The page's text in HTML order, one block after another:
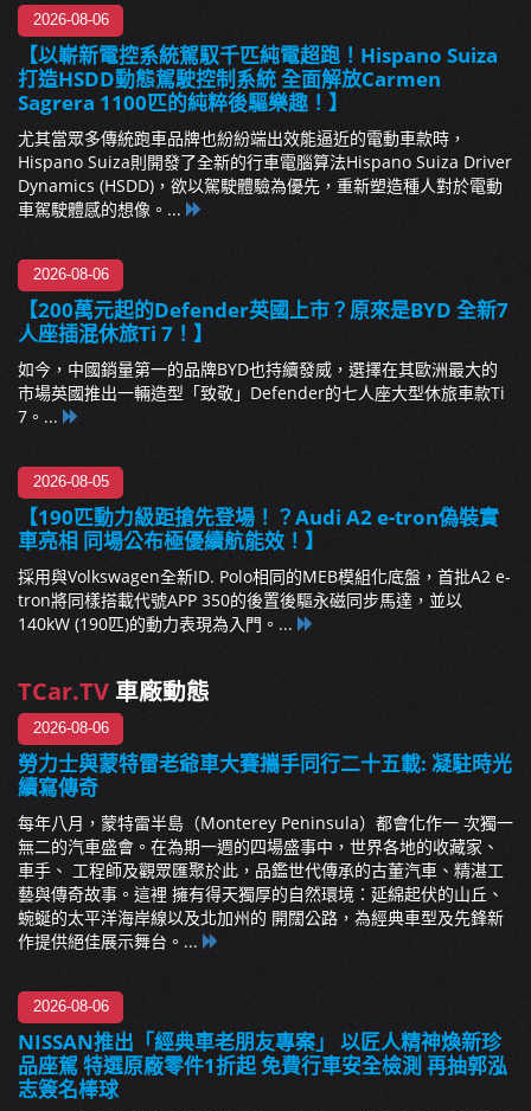
2026-08-06
【以嶄新電控系統駕馭千匹純電超跑！Hispano Suiza
打造HSDD動態駕駛控制系統 全面解放Carmen
Sagrera 1100匹的純粹後驅樂趣！】
尤其當眾多傳統跑車品牌也紛紛端出效能逼近的電動車款時，
Hispano Suiza則開發了全新的行車電腦算法Hispano Suiza Driver
Dynamics (HSDD)，欲以駕駛體驗為優先，重新塑造種人對於電動
車駕駛體感的想像。...
2026-08-06
【200萬元起的Defender英國上市？原來是BYD 全新7
人座插混休旅Ti 7！】
如今，中國銷量第一的品牌BYD也持續發威，選擇在其歐洲最大的
市場英國推出一輛造型「致敬」Defender的七人座大型休旅車款Ti
7。...
2026-08-05
【190匹動力級距搶先登場！？Audi A2 e-tron偽裝實
車亮相 同場公布極優續航能效！】
採用與Volkswagen全新ID. Polo相同的MEB模組化底盤，首批A2 e-
tron將同樣搭載代號APP 350的後置後驅永磁同步馬達，並以
140kW (190匹)的動力表現為入門。...
TCar.TV 車廠動態
2026-08-06
勞力士與蒙特雷老爺車大賽攜手同行二十五載: 凝駐時光
續寫傳奇
每年八月，蒙特雷半島（Monterey Peninsula）都會化作一 次獨一
無二的汽車盛會。在為期一週的四場盛事中，世界各地的收藏家、
車手、 工程師及觀眾匯聚於此，品鑑世代傳承的古董汽車、精湛工
藝與傳奇故事。這裡 擁有得天獨厚的自然環境：延綿起伏的山丘、
蜿蜒的太平洋海岸線以及北加州的 開闊公路，為經典車型及先鋒新
作提供絕佳展示舞台。...
2026-08-06
NISSAN推出「經典車老朋友專案」 以匠人精神煥新珍
品座駕 特選原廠零件1折起 免費行車安全檢測 再抽郭泓
志簽名棒球